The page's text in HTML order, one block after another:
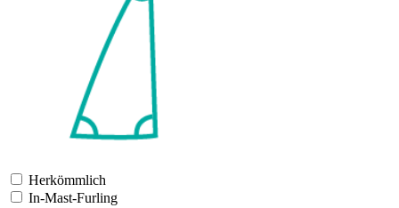
Herkömmlich
In-Mast-Furling